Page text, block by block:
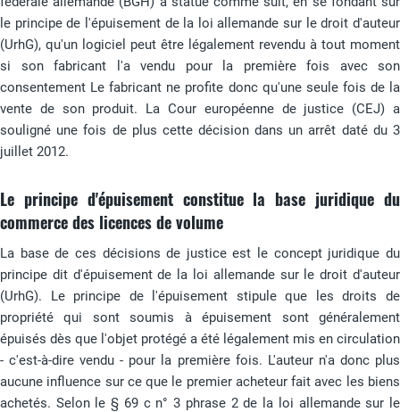
le principe de l'épuisement de la loi allemande sur le droit d'auteur
(UrhG), qu'un logiciel peut être légalement revendu à tout moment
si son fabricant l'a vendu pour la première fois avec son
consentement Le fabricant ne profite donc qu'une seule fois de la
vente de son produit. La Cour européenne de justice (CEJ) a
souligné une fois de plus cette décision dans un arrêt daté du 3
juillet 2012.
Le principe d'épuisement constitue la base juridique du
commerce des licences de volume
La base de ces décisions de justice est le concept juridique du
principe dit d'épuisement de la loi allemande sur le droit d'auteur
(UrhG). Le principe de l'épuisement stipule que les droits de
propriété qui sont soumis à épuisement sont généralement
épuisés dès que l'objet protégé a été légalement mis en circulation
- c'est-à-dire vendu - pour la première fois. L'auteur n'a donc plus
aucune influence sur ce que le premier acheteur fait avec les biens
achetés. Selon le § 69 c n° 3 phrase 2 de la loi allemande sur le